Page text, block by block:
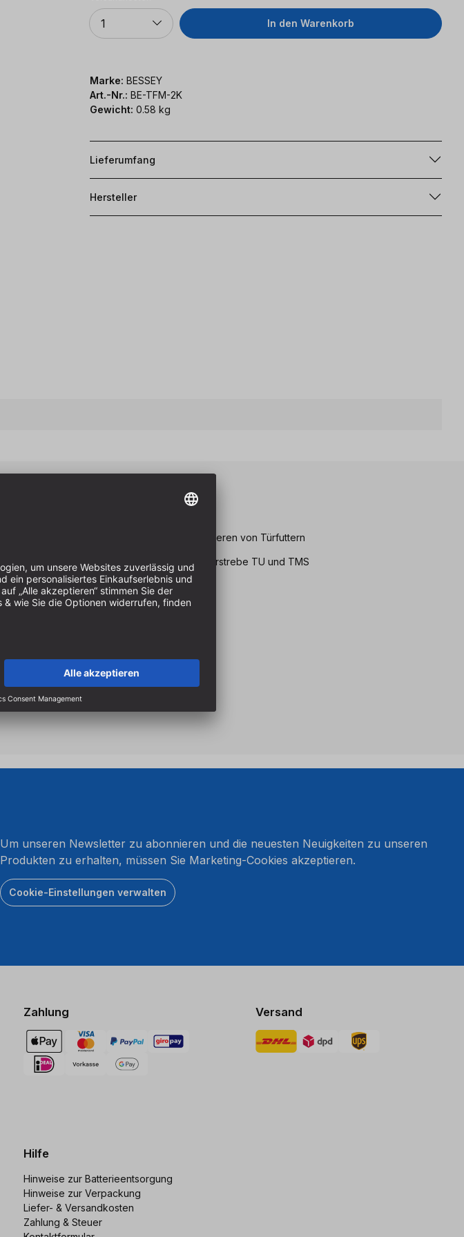
Anzahl
1 In den Warenkorb
Marke: BESSEY
Art.-Nr.: BE-TFM-2K
Gewicht: 0.58 kg
Lieferumfang
Hersteller
für schnelles, exaktes Ausrichten und Fixieren von Türfuttern
Sinnvolle Ergänzung zur BESSEY Türfutterstrebe TU und TMS
Um unseren Newsletter zu abonnieren und die neuesten Neuigkeiten zu unseren
Produkten zu erhalten, müssen Sie Marketing-Cookies akzeptieren.
Cookie-Einstellungen verwalten
Zahlung Versand
Hilfe
Hinweise zur Batterieentsorgung
Hinweise zur Verpackung
Liefer- & Versandkosten
Zahlung & Steuer